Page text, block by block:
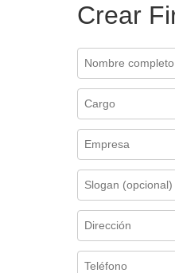
Crear